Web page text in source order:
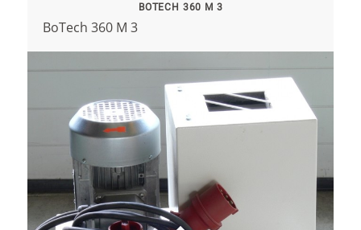
BOTECH 360 M 3
BoTech 360 M 3